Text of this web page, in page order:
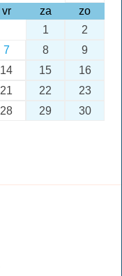
vr za
zo
1
2
7 8
9
14 15
16
21 22
23
28 29
30